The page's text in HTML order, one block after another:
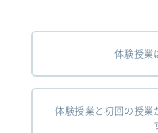
体験授業
体験授業と初回の授業